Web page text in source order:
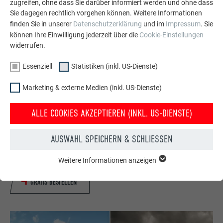
Kostenlos PREFA Prospekte bestellen
Dach, Fassade, Solar, Dachentwässerung &
sieht Ihr Haus nicht nur gut aus, sondern ist auch bestens
GRATIS BESTELLEN
zugreifen, ohne dass Sie darüber informiert werden und ohne dass
Sie dagegen rechtlich vorgehen können. Weitere Informationen
finden Sie in unserer Datenschutzerklärung und im Impressum. Sie
können Ihre Einwilligung jederzeit über die Cookie-Einstellungen
widerrufen.
Essenziell Statistiken (inkl. US-Dienste)
Marketing & externe Medien (inkl. US-Dienste)
ALLE COOKIES AKZEPTIEREN (INKL. US-DIENSTE)
AUSWAHL SPEICHERN & SCHLIESSEN
Funktionen der Website benötigt. Dadurch ist gewährleistet,
dass die Website einwandfrei funktioniert.
Name Cookie-Informationen anzeigen
Weitere Informationen anzeigen